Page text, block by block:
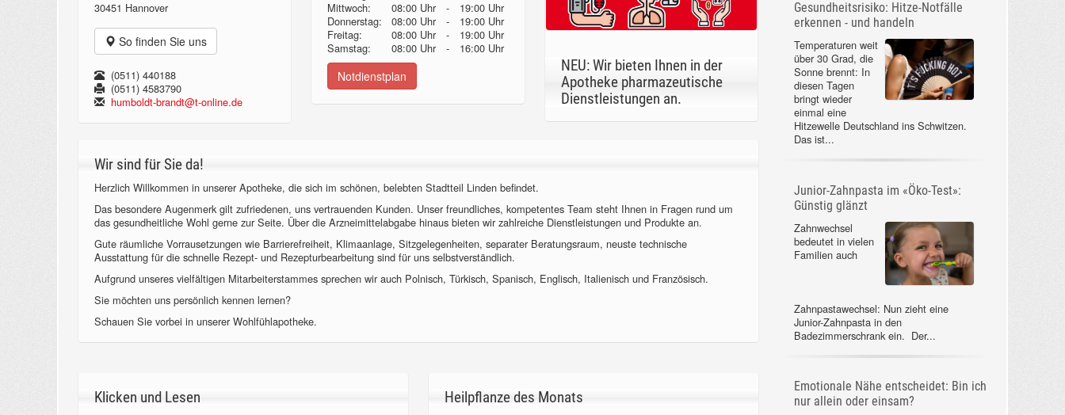
30451 Hannover
So finden Sie uns
(0511) 440188
(0511) 4583790
humboldt-brandt@t-online.de
Mittwoch:
08:00 Uhr -
19:00 Uhr
Donnerstag:08:00 Uhr -
19:00 Uhr
Freitag:
08:00 Uhr -
19:00 Uhr
Samstag:
08:00 Uhr - 16:00 Uhr
Notdienstplan
NEU: Wir bieten Ihnen in der
Apotheke pharmazeutische
Dienstleistungen an.
Wir sind für Sie da!
Herzlich Willkommen in unserer Apotheke, die sich im schönen, belebten Stadtteil Linden befindet.
Das besondere Augenmerk gilt zufriedenen, uns vertrauenden Kunden. Unser freundliches, kompetentes Team steht Ihnen in Fragen rund um
das gesundheitliche Wohl gerne zur Seite. Über die Arzneimittelabgabe hinaus bieten wir zahlreiche Dienstleistungen und Produkte an.
Gute räumliche Vorrausetzungen wie Barrierefreiheit, Klimaanlage, Sitzgelegenheiten, separater Beratungsraum, neuste technische
Ausstattung für die schnelle Rezept- und Rezepturbearbeitung sind für uns selbstverständlich.
Aufgrund unseres vielfältigen Mitarbeiterstammes sprechen wir auch Polnisch, Türkisch, Spanisch, Englisch, Italienisch und Französisch.
Sie möchten uns persönlich kennen lernen?
Schauen Sie vorbei in unserer Wohlfühlapotheke.
Klicken und Lesen Heilpflanze des Monats
Gesundheitsrisiko: Hitze-Notfälle
erkennen - und handeln
Temperaturen weit
über 30 Grad, die
Sonne brennt: In
diesen Tagen
bringt wieder
einmal eine
Hitzewelle Deutschland ins Schwitzen.
Das ist...
Junior-Zahnpasta im «Öko-Test»:
Günstig glänzt
Zahnwechsel
bedeutet in vielen
Familien auch
Zahnpastawechsel: Nun zieht eine
Junior-Zahnpasta in den
Badezimmerschrank ein. Der...
Emotionale Nähe entscheidet: Bin ich
nur allein oder einsam?